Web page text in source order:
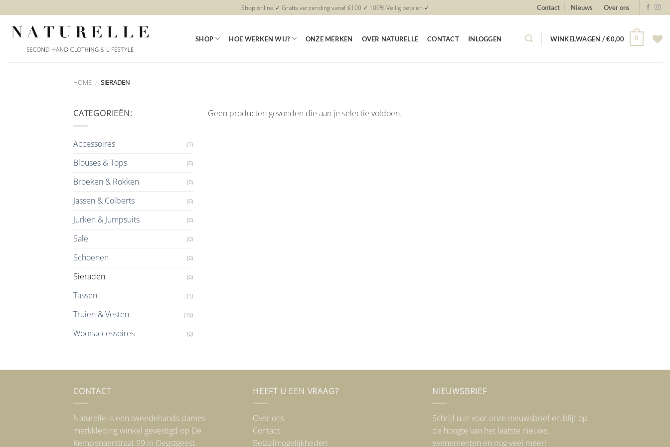
naar
inhoud
Shop online ✓ Gratis verzending vanaf €100 ✓ 100% Veilig betalen ✓ Contact Nieuws Over ons
SHOP HOE WERKEN WIJ? ONZE MERKEN OVER NATURELLE CONTACT INLOGGEN WINKELWAGEN /€0,00 0
HOME / SIERADEN
CATEGORIEËN:
Accessoires (1)
Blouses & Tops (0)
Broeken & Rokken (0)
Jassen & Colberts (0)
Jurken & Jumpsuits (0)
Sale (0)
Schoenen (0)
Sieraden (0)
Tassen (1)
Truien & Vesten (19)
Woonaccessoires (0)
Geen producten gevonden die aan je selectie voldoen.
CONTACT
Naturelle is een tweedehands dames
merkkleding winkel gevestigd op De
Kempenaerstraat 99 in Oegstgeest.
HEEFT U EEN VRAAG?
Over ons
Contact
Betaalmogelijkheden
NIEUWSBRIEF
Schrijf u in voor onze nieuwsbrief en blijf op
de hoogte van het laatste nieuws,
evenementen en nog veel meer!